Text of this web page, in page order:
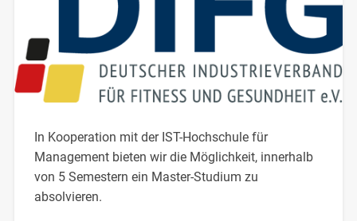
In Kooperation mit der IST-Hochschule für
Management bieten wir die Möglichkeit, innerhalb
von 5 Semestern ein Master-Studium zu
absolvieren.